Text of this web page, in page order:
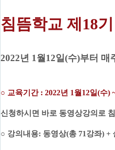
침뜸학교 제18
2022년 1월12일(수)부터 매
○ 교육기간 : 2022년 1월 12일(수)
신청하시면 바로 동영상강의로
○ 강의내용: 동영상(총 71강좌) +